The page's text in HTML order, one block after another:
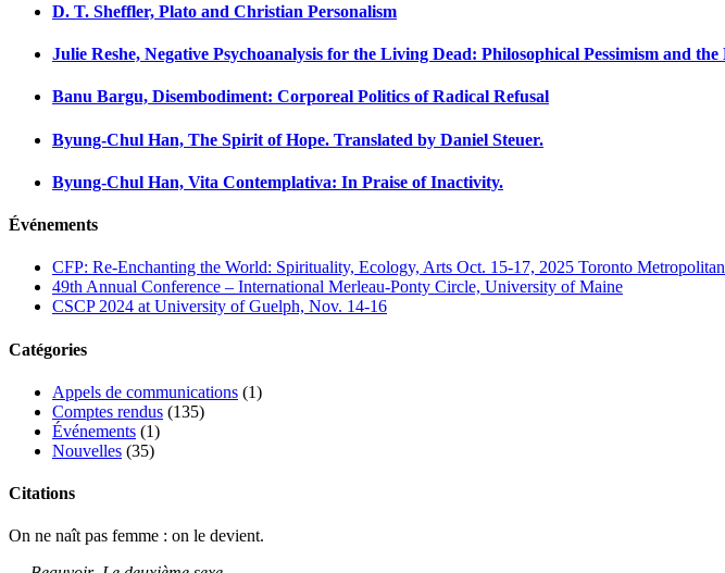
D. T. Sheffler, Plato and Christian Personalism
Julie Reshe, Negative Psychoanalysis for the Living Dead: Philosophical Pessimism and
Banu Bargu, Disembodiment: Corporeal Politics of Radical Refusal
Byung-Chul Han, The Spirit of Hope. Translated by Daniel Steuer.
Byung-Chul Han, Vita Contemplativa: In Praise of Inactivity.
Événements
CFP: Re-Enchanting the World: Spirituality, Ecology, Arts Oct. 15-17, 2025 Toronto
49th Annual Conference – International Merleau-Ponty Circle, University of Maine
CSCP 2024 at University of Guelph, Nov. 14-16
Catégories
Appels de communications (1)
Comptes rendus (135)
Événements (1)
Nouvelles (35)
Citations
On ne naît pas femme : on le devient.